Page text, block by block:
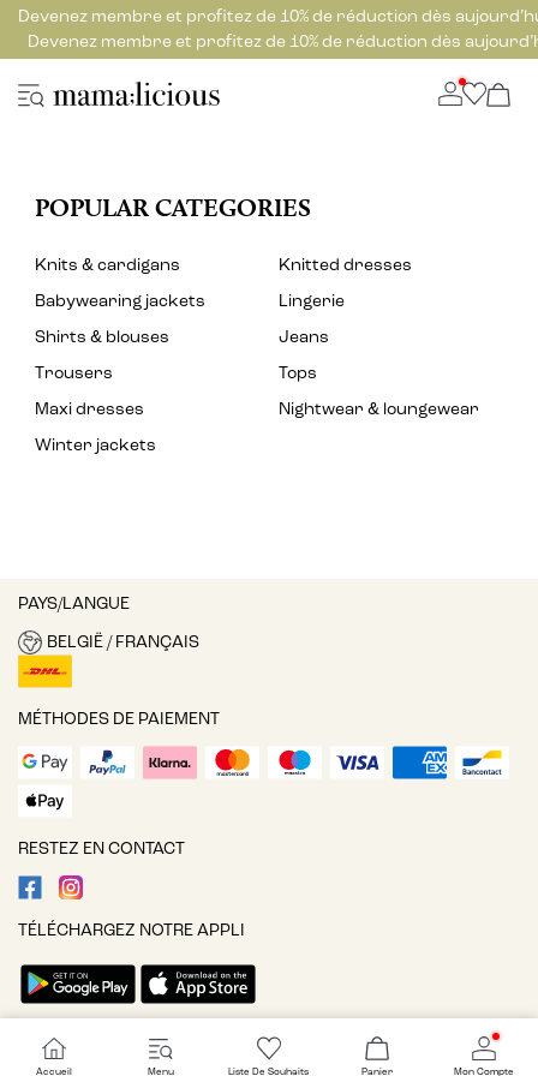
Devenez membre et profitez de 10% de réduction dès
Devenez membre et profitez de 10% de réduction dès
POPULAR CATEGORIES
Knits & cardigans
Knitted dresses
Babywearing jackets
Lingerie
Shirts & blouses
Jeans
Trousers
Tops
Maxi dresses
Nightwear & loungewear
Winter jackets
PAYS/LANGUE
BELGIË / FRANÇAIS
MÉTHODES DE PAIEMENT
RESTEZ EN CONTACT
TÉLÉCHARGEZ NOTRE APPLI
Paramètres des cookies
Accueil Menu Liste De Souhaits Panier Mon Compte